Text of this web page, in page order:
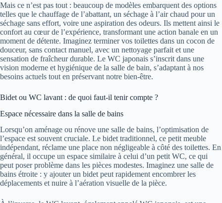
Mais ce n’est pas tout : beaucoup de modèles embarquent des options
telles que le chauffage de l’abattant, un séchage à l’air chaud pour un
séchage sans effort, voire une aspiration des odeurs. Ils mettent ainsi le
confort au cœur de l’expérience, transformant une action banale en un
moment de détente. Imaginez terminer vos toilettes dans un cocon de
douceur, sans contact manuel, avec un nettoyage parfait et une
sensation de fraîcheur durable. Le WC japonais s’inscrit dans une
vision moderne et hygiénique de la salle de bain, s’adaptant à nos
besoins actuels tout en préservant notre bien-être.
Bidet ou WC lavant : de quoi faut-il tenir compte ?
Espace nécessaire dans la salle de bains
Lorsqu’on aménage ou rénove une salle de bains, l’optimisation de
l’espace est souvent cruciale. Le bidet traditionnel, ce petit meuble
indépendant, réclame une place non négligeable à côté des toilettes. En
général, il occupe un espace similaire à celui d’un petit WC, ce qui
peut poser problème dans les pièces modestes. Imaginez une salle de
bains étroite : y ajouter un bidet peut rapidement encombrer les
déplacements et nuire à l’aération visuelle de la pièce.